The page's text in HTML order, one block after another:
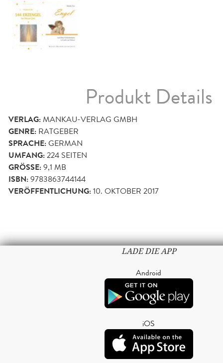
Produkt Details
VERLAG:MANKAU-VERLAG GMBH
GENRE: RATGEBER
SPRACHE:GERMAN
UMFANG:224 SEITEN
GRÖSSE: 9,1 MB
ISBN:9783863744144
VERÖFFENTLICHUNG:10. OKTOBER 2017
LADE DIE APP
Android
iOS